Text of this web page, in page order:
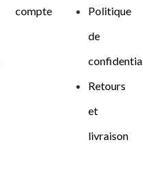
compte
Politique
de
Retours
et
livraison